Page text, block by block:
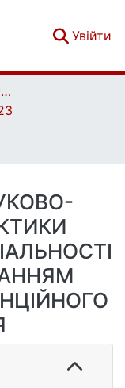
Увійти
Наукова періодика | Scientific periodicals